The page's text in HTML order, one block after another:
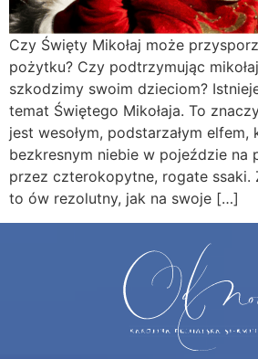
Czy Święty Mikołaj może
pożytku? Czy podtrzymując
szkodzimy swoim dzieciom?
temat Świętego Mikołaja. To
jest wesołym, podstarzałym
bezkresnym niebie w pojeździe na
przez czterokopytne, rogate ssaki.
to ów rezolutny, jak na swoje […]